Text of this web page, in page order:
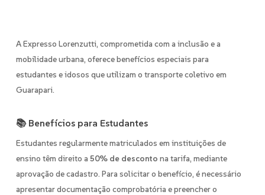
A Expresso Lorenzutti, comprometida com a inclusão e a
mobilidade urbana, oferece benefícios especiais para
estudantes e idosos que utilizam o transporte coletivo em
Guarapari.
📚 Benefícios para Estudantes
Estudantes regularmente matriculados em instituições de
ensino têm direito a 50% de desconto na tarifa, mediante
aprovação de cadastro. Para solicitar o benefício, é necessário
apresentar documentação comprobatória e preencher o